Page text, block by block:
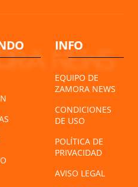
INFO
EQUIPO DE
ZAMORA NEWS
CONDICIONES
DE USO
POLÍTICA DE
PRIVACIDAD
AVISO LEGAL